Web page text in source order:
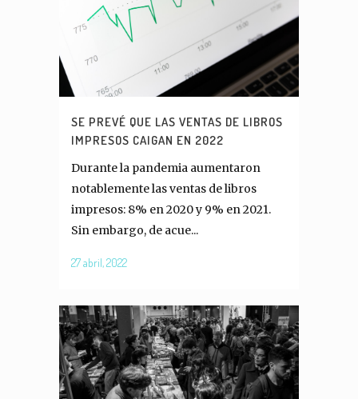
SE PREVÉ QUE LAS VENTAS DE LIBROS
IMPRESOS CAIGAN EN 2022
Durante la pandemia aumentaron
notablemente las ventas de libros
impresos: 8% en 2020 y 9% en 2021.
Sin embargo, de acue...
27 abril, 2022